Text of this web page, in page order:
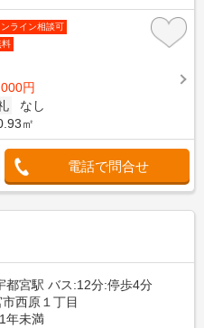
ライン相談可
料
円
なし
㎡
電話で問合せ
都宮駅 バス:12分:停歩4分
西原１丁目
1年未満